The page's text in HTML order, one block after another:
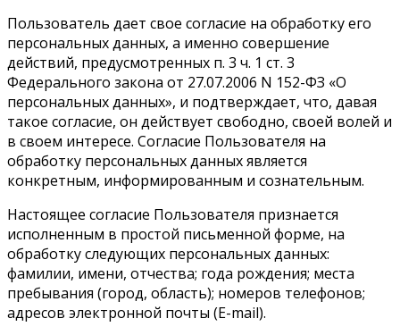
Пользователь дает свое согласие на обработку его
персональных данных, а именно совершение
действий, предусмотренных п. 3 ч. 1 ст. 3
Федерального закона от 27.07.2006 N 152-ФЗ «О
персональных данных», и подтверждает, что, давая
такое согласие, он действует свободно, своей волей и
в своем интересе. Согласие Пользователя на
обработку персональных данных является
конкретным, информированным и сознательным.
Настоящее согласие Пользователя признается
исполненным в простой письменной форме, на
обработку следующих персональных данных:
фамилии, имени, отчества; года рождения; места
пребывания (город, область); номеров телефонов;
адресов электронной почты (E-mail).